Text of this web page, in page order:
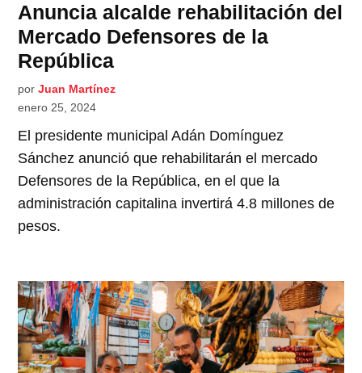
Anuncia alcalde rehabilitación del
Mercado Defensores de la
República
por Juan Martínez
enero 25, 2024
El presidente municipal Adán Domínguez
Sánchez anunció que rehabilitarán el mercado
Defensores de la República, en el que la
administración capitalina invertirá 4.8 millones de
pesos.